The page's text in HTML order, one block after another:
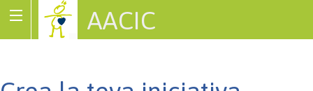
AACIC